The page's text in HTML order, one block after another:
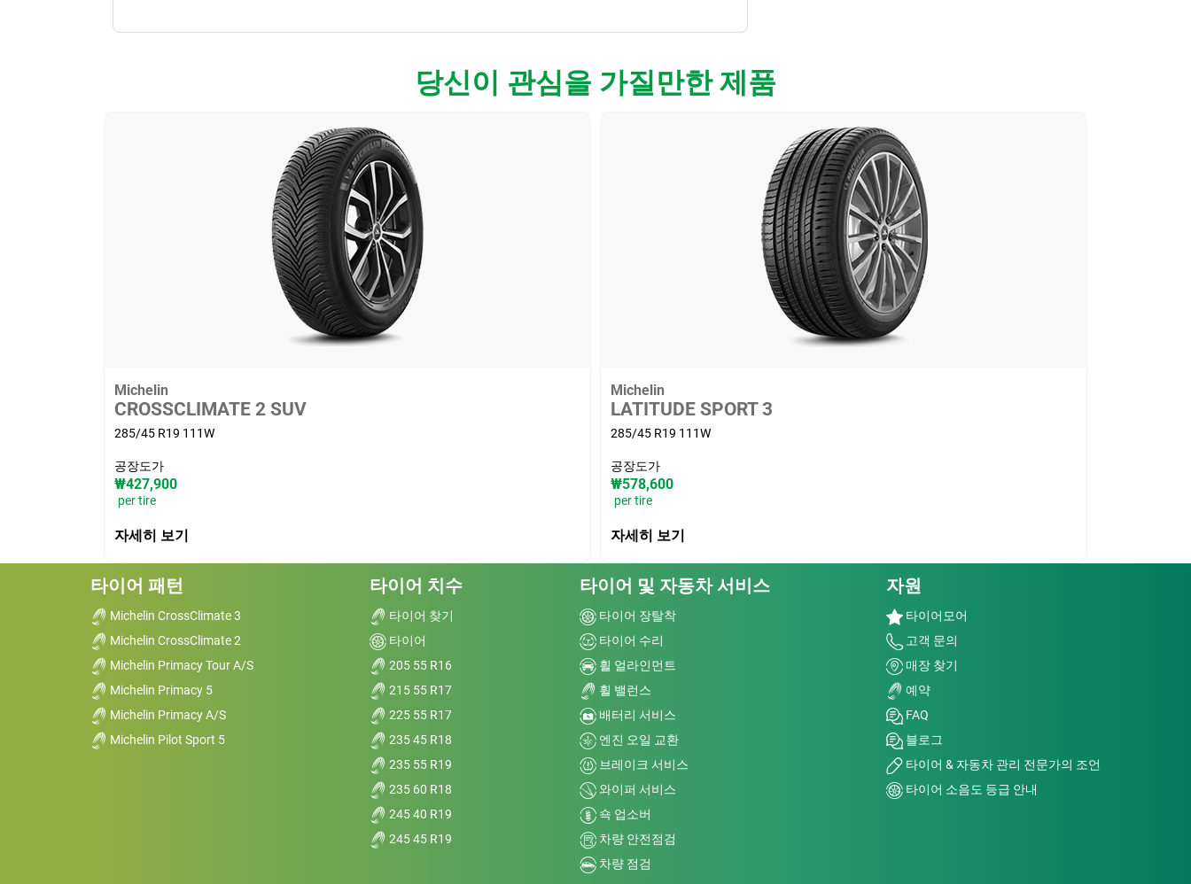
당신이 관심을 가질만한 제품
Michelin
CROSSCLIMATE 2 SUV
285/45 R19 111W
공장도가
₩427,900
per tire
자세히 보기
Michelin
LATITUDE SPORT 3
285/45 R19 111W
공장도가
₩578,600
per tire
자세히 보기
타이어 패턴
Michelin CrossClimate 3
Michelin CrossClimate 2
Michelin Primacy Tour A/S
Michelin Primacy 5
Michelin Primacy A/S
Michelin Pilot Sport 5
타이어 치수
타이어 찾기
타이어
205 55 R16
215 55 R17
225 55 R17
235 45 R18
235 55 R19
235 60 R18
245 40 R19
245 45 R19
타이어 및 자동차 서비스
타이어 장탈착
타이어 수리
휠 얼라인먼트
휠 밸런스
배터리 서비스
엔진 오일 교환
브레이크 서비스
와이퍼 서비스
쇽 업소버
차량 안전점검
차량 점검
자원
타이어모어
고객 문의
매장 찾기
예약
FAQ
블로그
타이어 & 자동차 관리 전문가의 조언
타이어 소음도 등급 안내